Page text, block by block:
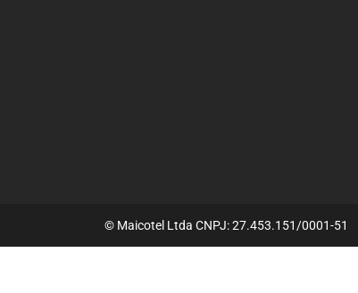
© Maicotel Ltda CNPJ: 27.453.151/0001-51